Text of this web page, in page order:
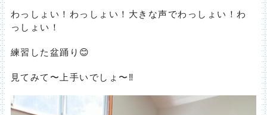
わっしょい！わっしょい！大きな声でわっしょい！わ
っしょい！
練習した盆踊り😊
見てみて〜上手いでしょ〜‼️